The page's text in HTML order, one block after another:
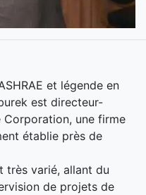
et légende en
est directeur-
une firme
établie près de
très varié, allant du
de projets de